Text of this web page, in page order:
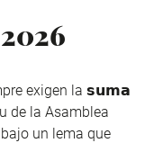
exigen la 𝘀𝘂𝗺𝗮
de la Asamblea
un lema que